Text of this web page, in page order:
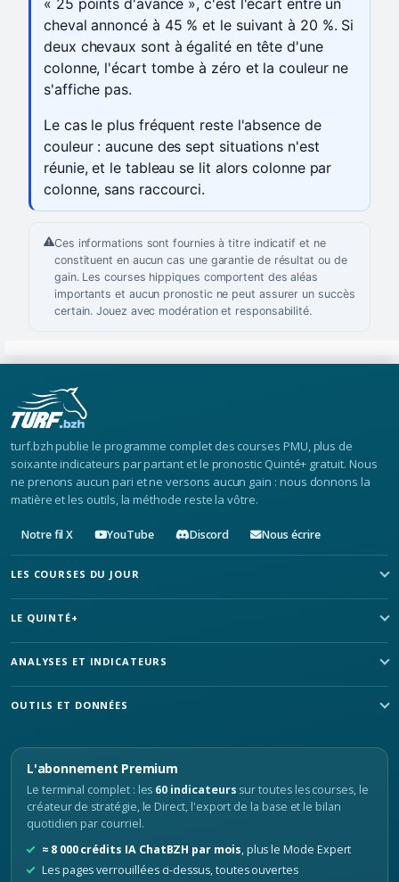
« 25 points d'avance », c'est l'écart entre un
cheval annoncé à 45 % et le suivant à 20 %. Si
deux chevaux sont à égalité en tête d'une
colonne, l'écart tombe à zéro et la couleur ne
s'affiche pas.
Le cas le plus fréquent reste l'absence de
couleur : aucune des sept situations n'est
réunie, et le tableau se lit alors colonne par
colonne, sans raccourci.
Ces informations sont fournies à titre indicatif et ne
constituent en aucun cas une garantie de résultat ou de
gain. Les courses hippiques comportent des aléas
importants et aucun pronostic ne peut assurer un succès
certain. Jouez avec modération et responsabilité.
turf.bzh publie le programme complet des courses PMU, plus de
soixante indicateurs par partant et le pronostic Quinté+ gratuit. Nous
ne prenons aucun pari et ne versons aucun gain : nous donnons la
matière et les outils, la méthode reste la vôtre.
Notre fil X YouTube Discord Nous écrire
LES COURSES DU JOUR
LE QUINTÉ+
ANALYSES ET INDICATEURS
OUTILS ET DONNÉES
L'abonnement Premium
Le terminal complet : les 60 indicateurs sur toutes les courses, le
créateur de stratégie, le Direct, l'export de la base et le bilan
quotidien par courriel.
≈ 8 000 crédits IA ChatBZH par mois, plus le Mode Expert
Les pages verrouillées ci-dessus, toutes ouvertes